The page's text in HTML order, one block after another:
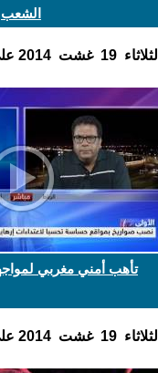
الشعب
الثلاثاء 19 غشت 2014 على الساعة 12:32:02
تأهب أمني مغربي
الثلاثاء 19 غشت 2014 على الساعة 11:24:09